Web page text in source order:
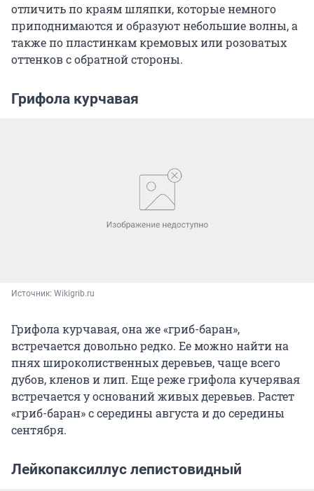
отличить по краям шляпки, которые немного
приподнимаются и образуют небольшие волны, а
также по пластинкам кремовых или розоватых
оттенков с обратной стороны.
Грифола курчавая
Источник: Wikigrib.ru
Грифола курчавая, она же «гриб-баран»,
встречается довольно редко. Ее можно найти на
пнях широколиственных деревьев, чаще всего
дубов, кленов и лип. Еще реже грифола кучерявая
встречается у оснований живых деревьев. Растет
«гриб-баран» с середины августа и до середины
сентября.
Лейкопаксиллус лепистовидный